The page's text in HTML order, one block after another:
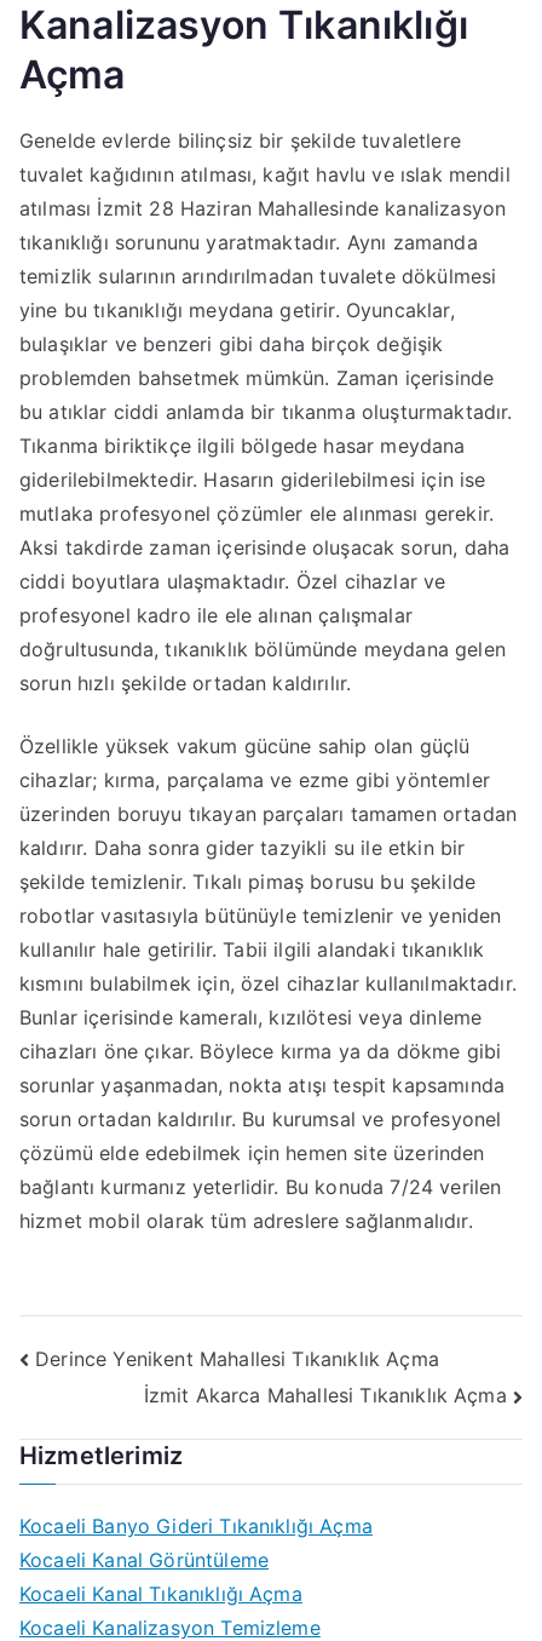
Kanalizasyon Tıkanıklığı
Açma
Genelde evlerde bilinçsiz bir şekilde tuvaletlere
tuvalet kağıdının atılması, kağıt havlu ve ıslak mendil
atılması İzmit 28 Haziran Mahallesinde kanalizasyon
tıkanıklığı sorununu yaratmaktadır. Aynı zamanda
temizlik sularının arındırılmadan tuvalete dökülmesi
yine bu tıkanıklığı meydana getirir. Oyuncaklar,
bulaşıklar ve benzeri gibi daha birçok değişik
problemden bahsetmek mümkün. Zaman içerisinde
bu atıklar ciddi anlamda bir tıkanma oluşturmaktadır.
Tıkanma biriktikçe ilgili bölgede hasar meydana
giderilebilmektedir. Hasarın giderilebilmesi için ise
mutlaka profesyonel çözümler ele alınması gerekir.
Aksi takdirde zaman içerisinde oluşacak sorun, daha
ciddi boyutlara ulaşmaktadır. Özel cihazlar ve
profesyonel kadro ile ele alınan çalışmalar
doğrultusunda, tıkanıklık bölümünde meydana gelen
sorun hızlı şekilde ortadan kaldırılır.
Özellikle yüksek vakum gücüne sahip olan güçlü
cihazlar; kırma, parçalama ve ezme gibi yöntemler
üzerinden boruyu tıkayan parçaları tamamen ortadan
kaldırır. Daha sonra gider tazyikli su ile etkin bir
şekilde temizlenir. Tıkalı pimaş borusu bu şekilde
robotlar vasıtasıyla bütünüyle temizlenir ve yeniden
kullanılır hale getirilir. Tabii ilgili alandaki tıkanıklık
kısmını bulabilmek için, özel cihazlar kullanılmaktadır.
Bunlar içerisinde kameralı, kızılötesi veya dinleme
cihazları öne çıkar. Böylece kırma ya da dökme gibi
sorunlar yaşanmadan, nokta atışı tespit kapsamında
sorun ortadan kaldırılır. Bu kurumsal ve profesyonel
çözümü elde edebilmek için hemen site üzerinden
bağlantı kurmanız yeterlidir. Bu konuda 7/24 verilen
hizmet mobil olarak tüm adreslere sağlanmalıdır.
Yazı
gezinmesi
Derince Yenikent Mahallesi Tıkanıklık Açma
İzmit Akarca Mahallesi Tıkanıklık Açma
Hizmetlerimiz
Kocaeli Banyo Gideri Tıkanıklığı Açma
Kocaeli Kanal Görüntüleme
Kocaeli Kanal Tıkanıklığı Açma
Kocaeli Kanalizasyon Temizleme